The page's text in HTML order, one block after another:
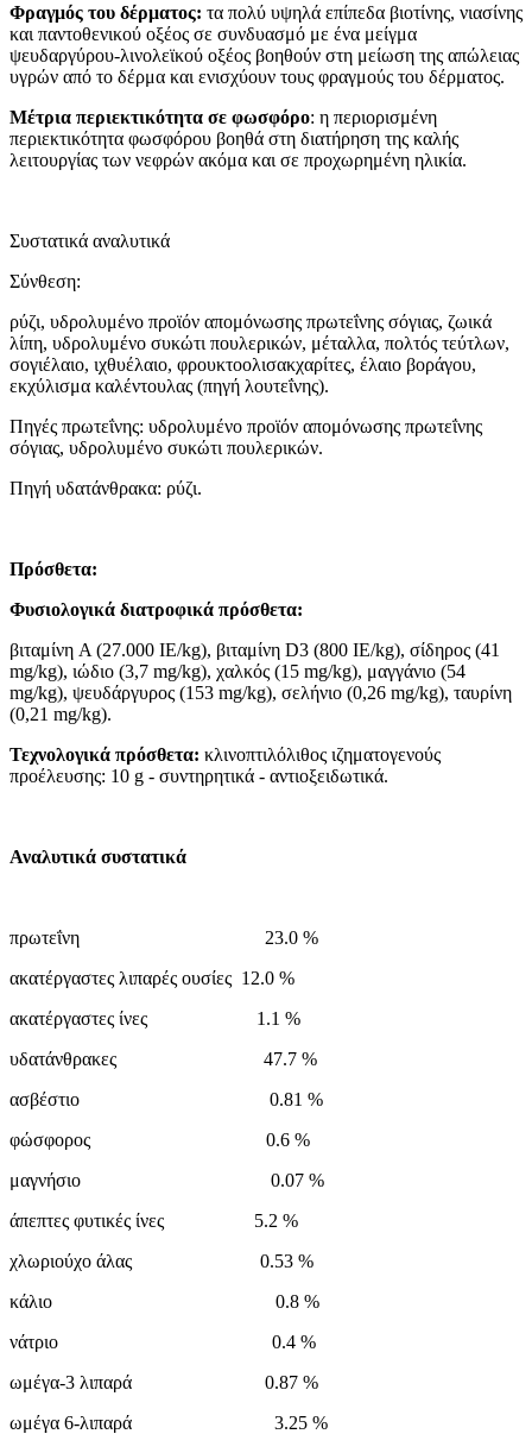
Φραγμός του δέρματος: τα πολύ υψηλά επίπεδα βιοτίνης, νιασίνης
και παντοθενικού οξέος σε συνδυασμό με ένα μείγμα
ψευδαργύρου-λινολεϊκού οξέος βοηθούν στη μείωση της απώλειας
υγρών από το δέρμα και ενισχύουν τους φραγμούς του δέρματος.
Μέτρια περιεκτικότητα σε φωσφόρο: η περιορισμένη
περιεκτικότητα φωσφόρου βοηθά στη διατήρηση της καλής
λειτουργίας των νεφρών ακόμα και σε προχωρημένη ηλικία.
Συστατικά αναλυτικά
Σύνθεση:
ρύζι, υδρολυμένο προϊόν απομόνωσης πρωτεΐνης σόγιας, ζωικά
λίπη, υδρολυμένο συκώτι πουλερικών, μέταλλα, πολτός τεύτλων,
σογιέλαιο, ιχθυέλαιο, φρουκτοολισακχαρίτες, έλαιο βοράγου,
εκχύλισμα καλέντουλας (πηγή λουτεΐνης).
Πηγές πρωτεΐνης: υδρολυμένο προϊόν απομόνωσης πρωτεΐνης
σόγιας, υδρολυμένο συκώτι πουλερικών.
Πηγή υδατάνθρακα: ρύζι.
Πρόσθετα:
Φυσιολογικά διατροφικά πρόσθετα:
βιταμίνη A (27.000 IE/kg), βιταμίνη D3 (800 IE/kg), σίδηρος (41
mg/kg), ιώδιο (3,7 mg/kg), χαλκός (15 mg/kg), μαγγάνιο (54
mg/kg), ψευδάργυρος (153 mg/kg), σελήνιο (0,26 mg/kg), ταυρίνη
(0,21 mg/kg).
Τεχνολογικά πρόσθετα: κλινοπτιλόλιθος ιζηματογενούς
προέλευσης: 10 g - συντηρητικά - αντιοξειδωτικά.
Αναλυτικά συστατικά
πρωτεΐνη 23.0 %
ακατέργαστες λιπαρές ουσίες 12.0 %
ακατέργαστες ίνες 1.1 %
υδατάνθρακες 47.7 %
ασβέστιο 0.81 %
φώσφορος 0.6 %
μαγνήσιο 0.07 %
άπεπτες φυτικές ίνες 5.2 %
χλωριούχο άλας 0.53 %
κάλιο 0.8 %
νάτριο 0.4 %
ωμέγα-3 λιπαρά 0.87 %
ωμέγα 6-λιπαρά 3.25 %